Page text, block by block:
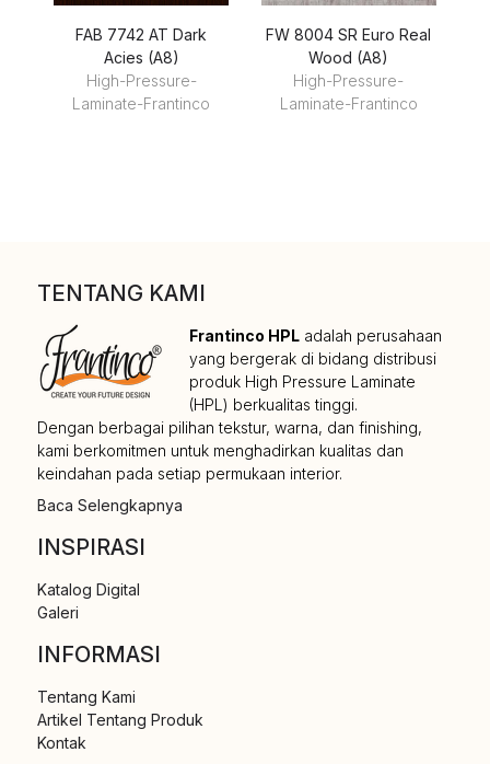
FAB 7742 AT Dark
Acies (A8)
High-Pressure-
Laminate-Frantinco
FW 8004 SR Euro Real
Wood (A8)
High-Pressure-
Laminate-Frantinco
TENTANG KAMI
Frantinco HPL adalah perusahaan
yang bergerak di bidang distribusi
produk High Pressure Laminate
(HPL) berkualitas tinggi.
Dengan berbagai pilihan tekstur, warna, dan finishing,
kami berkomitmen untuk menghadirkan kualitas dan
keindahan pada setiap permukaan interior.
Baca Selengkapnya
INSPIRASI
Katalog Digital
Galeri
INFORMASI
Tentang Kami
Artikel Tentang Produk
Kontak